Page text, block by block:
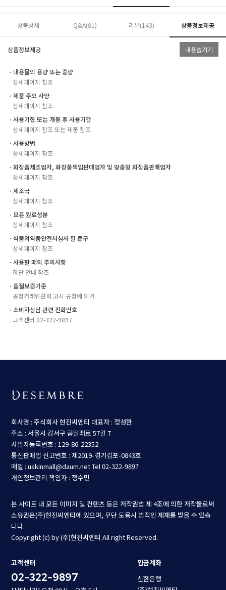
상품상세 Q&A(81) 리뷰(143) 상품정보제공
상품정보제공 내용숨기기
ㆍ내용물의 용량 또는 중량
상세페이지 참조
ㆍ제품 주요 사양
상세페이지 참조
ㆍ사용기한 또는 개봉 후 사용기간
상세페이지 참조 또는 제품 참조
ㆍ사용방법
상세페이지 참조
ㆍ화장품제조업자, 화장품책임판매업자 및 맞춤형 화장품판매업자
상세페이지 참조
ㆍ제조국
상세페이지 참조
ㆍ모든 원료성분
상세페이지 참조
ㆍ식품의약품안전처심사 필 문구
상세페이지 참조
ㆍ사용할 때의 주의사항
하단 안내 참조
ㆍ품질보증기준
공정거래위원회 고시 규정에 의거
ㆍ소비자상담 관련 전화번호
고객센터 02-322-9897
회사명 : 주식회사 현진씨엔티 대표자 : 정성한
주소 : 서울시 강서구 곰달래로 57길 7
사업자등록번호 : 129-86-22352
통신판매업 신고번호 : 제2019-경기김포-0843호
메일 : uskinmall@daum.netTel 02-322-9897
개인정보관리 책임자 : 정수민
본 사이트 내 모든 이미지 및 컨텐츠 등은 저작권법 제 4조에 의한 저작물로써
소유권은(주)현진씨엔티에 있으며, 무단 도용시 법적인 제재를 받을 수 있습
니다.
Copyright (c) by (주)현진씨엔티 All right Reserved.
고객센터
02-322-9897
입금계좌
신한은행